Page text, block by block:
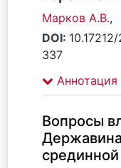
Марков А.В.,
DOI:
337
Аннотация
Вопросы